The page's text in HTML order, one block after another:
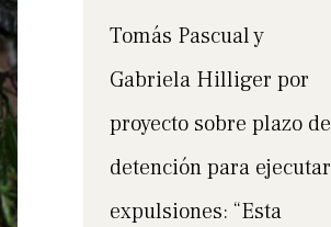
Tomás Pascual y
Gabriela Hilliger por
proyecto sobre plazo de
detención para ejecutar
expulsiones: “Esta